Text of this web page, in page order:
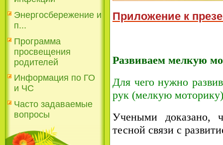
Энергосбережение и
п...
Программа
просвещения
родителей
Информация по ГО
и ЧС
Часто задаваемые
вопросы
Приложение к
Развиваем мелкую
Для чего нужно
рук (мелкую
Учеными доказано,
тесной связи с